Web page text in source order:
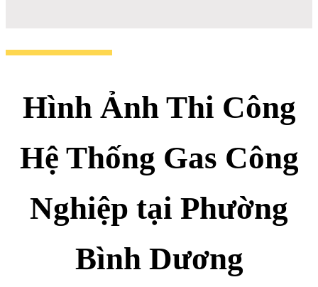
Hình Ảnh Thi Công
Hệ Thống Gas Công
Nghiệp tại Phường
Bình Dương